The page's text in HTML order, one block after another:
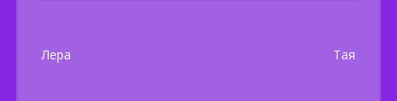
navigation
Лера Тая